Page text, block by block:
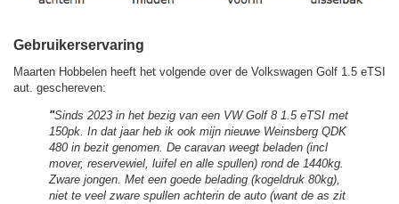
Gebruikerservaring
Maarten Hobbelen heeft het volgende over de Volkswagen Golf 1.5 eTSI
aut. geschereven:
"Sinds 2023 in het bezig van een VW Golf 8 1.5 eTSI met
150pk. In dat jaar heb ik ook mijn nieuwe Weinsberg QDK
480 in bezit genomen. De caravan weegt beladen (incl
mover, reservewiel, luifel en alle spullen) rond de 1440kg.
Zware jongen. Met een goede belading (kogeldruk 80kg),
niet te veel zware spullen achterin de auto (want de as zit